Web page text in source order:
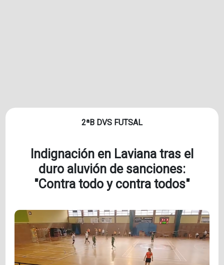
2ªB DVS FUTSAL
Indignación en Laviana tras el
duro aluvión de sanciones:
"Contra todo y contra todos"